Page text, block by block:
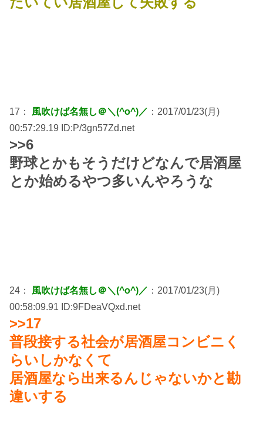
17： 風吹けば名無し＠＼(^o^)／ ：2017/01/23(月)
00:57:29.19 ID:P/3gn57Zd.net
>>6
野球とかもそうだけどなんで居酒屋
とか始めるやつ多いんやろうな
24： 風吹けば名無し＠＼(^o^)／ ：2017/01/23(月)
00:58:09.91 ID:9FDeaVQxd.net
>>17
普段接する社会が居酒屋コンビニく
らいしかなくて
居酒屋なら出来るんじゃないかと勘
違いする